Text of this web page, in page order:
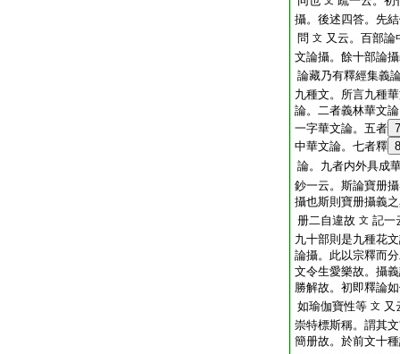
攝。後述四答。先
問 文 又云。百部論
文論攝。餘十部論
論藏乃有釋經集義
九種文。所言九種
論。二者義林華文
一字華文論。五者 7
中華文論。七者釋 8
論。九者内外具成
鈔一云。斯論寶册
攝也斯則寶册攝義
册二自違故 文 記一
九十部則是九種花
論攝。此以宗釋而
文令生愛樂故。攝
勝解故。初即釋論
如瑜伽寶性等 文 又
崇特標斯稱。謂其
簡册故。於前文十